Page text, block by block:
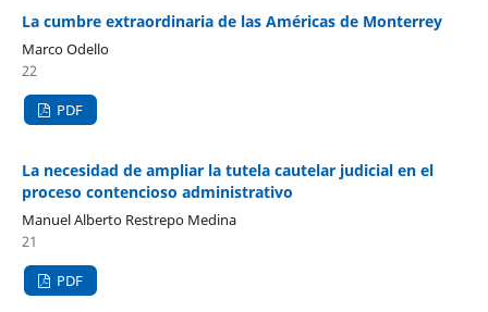
La cumbre extraordinaria de las Américas de Monterrey
Marco Odello
22
PDF
La necesidad de ampliar la tutela cautelar judicial en el
proceso contencioso administrativo
Manuel Alberto Restrepo Medina
21
PDF